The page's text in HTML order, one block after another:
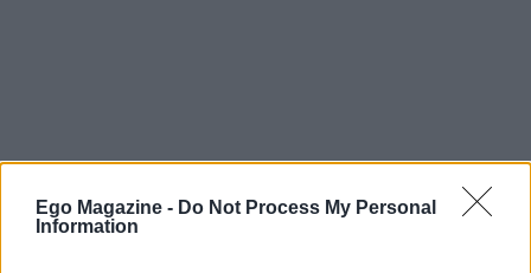
Ego Magazine - Do Not Process My Personal
Information